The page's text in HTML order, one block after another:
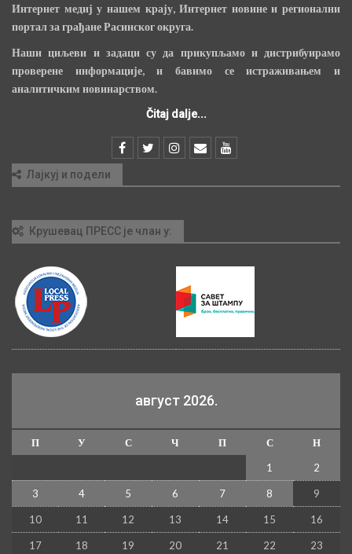
Интернет медиј у нашем крају, Интернет новине и регионални
портал за грађане Расинског округа.
Наши циљеви и задаци су да прикупљамо и дистрибуирамо
проверене информације, и бавимо се истраживањем и
аналитичким новинарством.
Čitaj dalje...
Лајкуј и подели
Крушевац ПРЕСС је члан у:
август 2026.
П У С Ч П С
Н
1
2
3 4 5 6 7 8 9
10 11 12 13 14 15 16
17 18 19 20 21 22 23